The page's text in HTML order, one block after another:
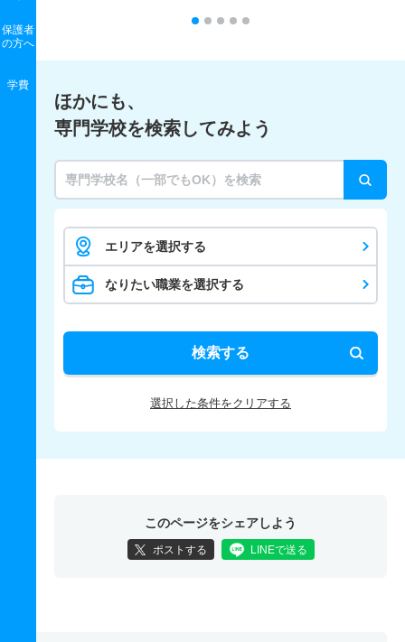
保護者
の方へ
学費
ほかにも、
専門学校を検索してみよう
エリアを選択する
なりたい職業を選択する
検索する
選択した条件をクリアする
このページをシェアしよう
ポストする LINEで送る